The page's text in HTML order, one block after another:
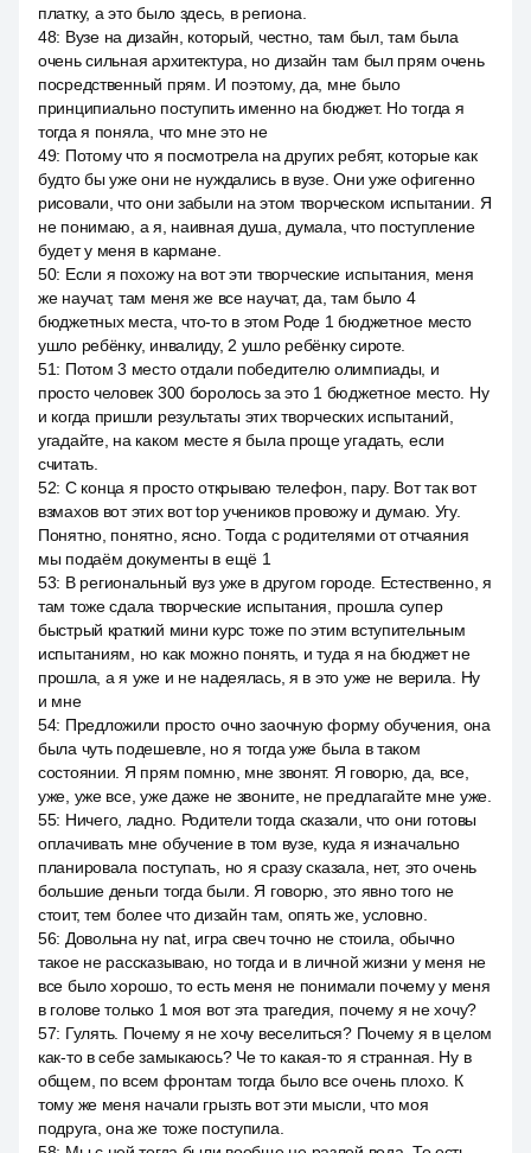
платку, а это было здесь, в региона.
48: Вузе на дизайн, который, честно, там был, там была
очень сильная архитектура, но дизайн там был прям очень
посредственный прям. И поэтому, да, мне было
принципиально поступить именно на бюджет. Но тогда я
тогда я поняла, что мне это не
49: Потому что я посмотрела на других ребят, которые как
будто бы уже они не нуждались в вузе. Они уже офигенно
рисовали, что они забыли на этом творческом испытании. Я
не понимаю, а я, наивная душа, думала, что поступление
будет у меня в кармане.
50: Если я похожу на вот эти творческие испытания, меня
же научат, там меня же все научат, да, там было 4
бюджетных места, что-то в этом Роде 1 бюджетное место
ушло ребёнку, инвалиду, 2 ушло ребёнку сироте.
51: Потом 3 место отдали победителю олимпиады, и
просто человек 300 боролось за это 1 бюджетное место. Ну
и когда пришли результаты этих творческих испытаний,
угадайте, на каком месте я была проще угадать, если
считать.
52: С конца я просто открываю телефон, пару. Вот так вот
взмахов вот этих вот top учеников провожу и думаю. Угу.
Понятно, понятно, ясно. Тогда с родителями от отчаяния
мы подаём документы в ещё 1
53: В региональный вуз уже в другом городе. Естественно, я
там тоже сдала творческие испытания, прошла супер
быстрый краткий мини курс тоже по этим вступительным
испытаниям, но как можно понять, и туда я на бюджет не
прошла, а я уже и не надеялась, я в это уже не верила. Ну
и мне
54: Предложили просто очно заочную форму обучения, она
была чуть подешевле, но я тогда уже была в таком
состоянии. Я прям помню, мне звонят. Я говорю, да, все,
уже, уже все, уже даже не звоните, не предлагайте мне уже.
55: Ничего, ладно. Родители тогда сказали, что они готовы
оплачивать мне обучение в том вузе, куда я изначально
планировала поступать, но я сразу сказала, нет, это очень
большие деньги тогда были. Я говорю, это явно того не
стоит, тем более что дизайн там, опять же, условно.
56: Довольна ну nat, игра свеч точно не стоила, обычно
такое не рассказываю, но тогда и в личной жизни у меня не
все было хорошо, то есть меня не понимали почему у меня
в голове только 1 моя вот эта трагедия, почему я не хочу?
57: Гулять. Почему я не хочу веселиться? Почему я в целом
как-то в себе замыкаюсь? Че то какая-то я странная. Ну в
общем, по всем фронтам тогда было все очень плохо. К
тому же меня начали грызть вот эти мысли, что моя
подруга, она же тоже поступила.